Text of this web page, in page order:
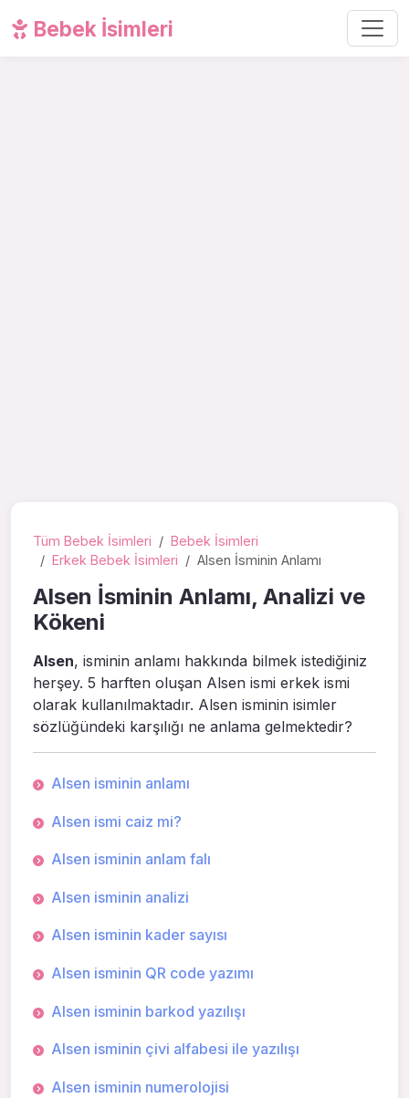
Bebek İsimleri
Tüm Bebek İsimleri
Bebek İsimleri
Erkek Bebek İsimleri
Alsen İsminin Anlamı
Alsen İsminin Anlamı, Analizi ve
Kökeni
Alsen, isminin anlamı hakkında bilmek istediğiniz
herşey. 5 harften oluşan Alsen ismi erkek ismi
olarak kullanılmaktadır. Alsen isminin isimler
sözlüğündeki karşılığı ne anlama gelmektedir?
Alsen isminin anlamı
Alsen ismi caiz mi?
Alsen isminin anlam falı
Alsen isminin analizi
Alsen isminin kader sayısı
Alsen isminin QR code yazımı
Alsen isminin barkod yazılışı
Alsen isminin çivi alfabesi ile yazılışı
Alsen isminin numerolojisi